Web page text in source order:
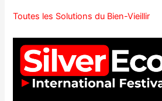
Toutes les Solutions du Bien-Vieillir